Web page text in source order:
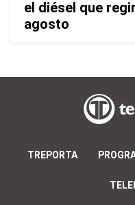
el diésel que
agosto
TREPORTA